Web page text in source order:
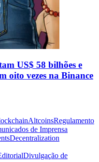
US$ 58 bilhões e
oito vezes na Binance
AltcoinsRegulamento
de Imprensa
Decentralization
Divulgação de